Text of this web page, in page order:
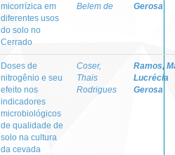
micorrízica em
diferentes usos
do solo no
Cerrado
Belem de
Gerosa
Doses de
nitrogênio e seu
efeito nos
indicadores
microbiológicos
de qualidade de
solo na cultura
da cevada
Coser,
Thais
Rodrigues
Ramos,
Lucrécia
Gerosa